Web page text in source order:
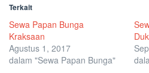
Terkait
Sewa Papan Bunga
Kraksaan
Agustus 1, 2017
dalam "Sewa Papan Bunga"